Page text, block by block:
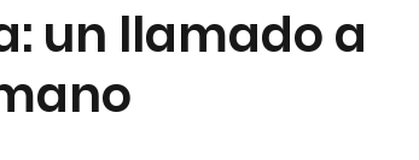
un llamado a